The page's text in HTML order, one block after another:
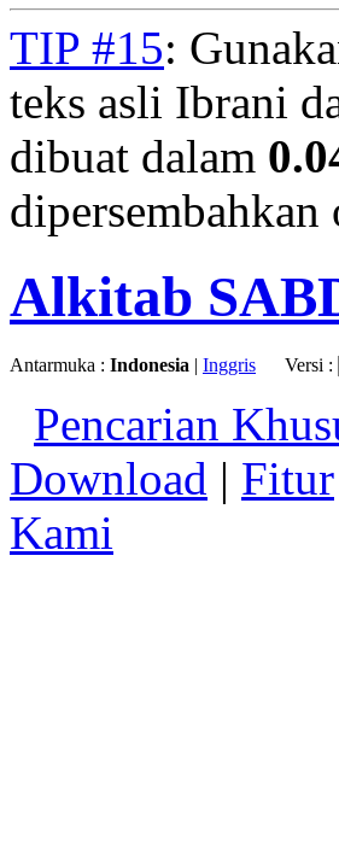
TIP #15:
teks asli Ibrani
dibuat dalam
dipersembahkan
Alkitab
Antarmuka : Indonesia | Inggris Versi :
Pencarian
Download | Fitur
Kami